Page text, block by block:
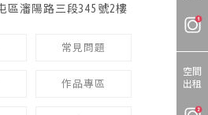
區瀋陽路三段345號2樓
常見問題
作品專區
空間
出租